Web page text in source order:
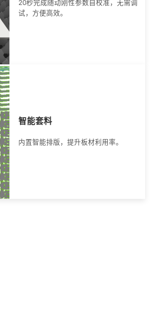
20秒完成随动刚性参数自校准，无需调
试，方便高效。
智能套料
内置智能排版，提升板材利用率。